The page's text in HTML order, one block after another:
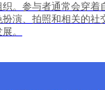
。参与者通常会穿着
演、拍照和相关的社
。